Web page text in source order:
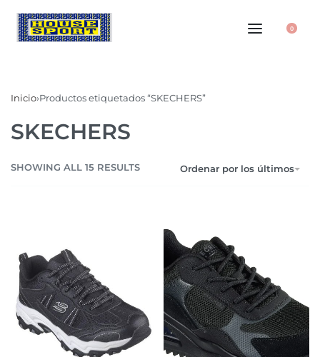
0
Inicio›Productos etiquetados “SKECHERS”
SKECHERS
SHOWING ALL 15 RESULTS Ordenar por los últimos